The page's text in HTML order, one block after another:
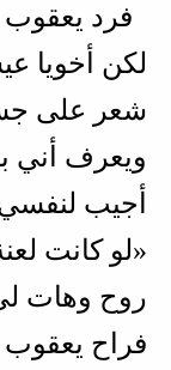
فرد يعقوب
لكن أخويا
شعر على
ويعرف أني
أجيب
«لو كانت
روح وهات
فراح يعقوب